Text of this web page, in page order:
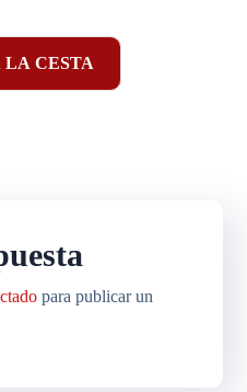
CESTA
para publicar un